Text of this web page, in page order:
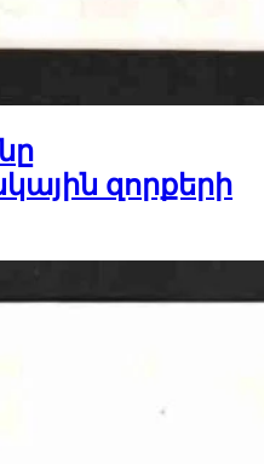
զորքերի